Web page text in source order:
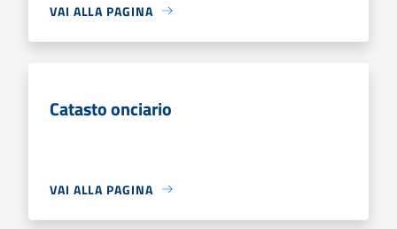
VAI ALLA PAGINA
Catasto onciario
VAI ALLA PAGINA